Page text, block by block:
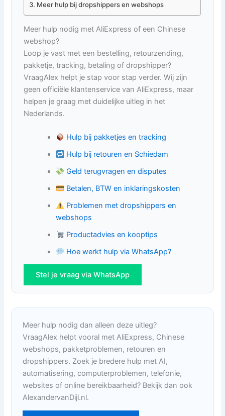
Meer hulp bij dropshippers en webshops
Meer hulp nodig met AliExpress of een Chinese
webshop?
Loop je vast met een bestelling, retourzending,
pakketje, tracking, betaling of dropshipper?
VraagAlex helpt je stap voor stap verder. Wij zijn
geen officiële klantenservice van AliExpress, maar
helpen je graag met duidelijke uitleg in het
Nederlands.
Hulp bij pakketjes en tracking
Hulp bij retouren en Schiedam
Geld terugvragen en disputes
Betalen, BTW en inklaringskosten
Problemen met dropshippers en
webshops
Productadvies en kooptips
Hoe werkt hulp via WhatsApp?
Stel je vraag via WhatsApp
Meer hulp nodig dan alleen deze uitleg?
VraagAlex helpt vooral met AliExpress, Chinese
webshops, pakketproblemen, retouren en
dropshippers. Zoek je bredere hulp met AI,
automatisering, computerproblemen, telefonie,
websites of online bereikbaarheid? Bekijk dan ook
AlexandervanDijl.nl.